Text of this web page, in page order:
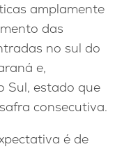
amplamente
das
no sul do
e,
Sul, estado que
consecutiva.
é de